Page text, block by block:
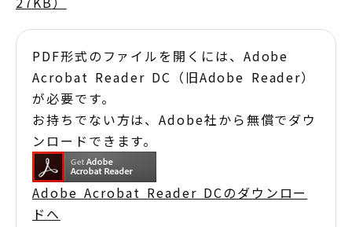
PDF形式のファイルを開くには、Adobe
Acrobat Reader DC（旧Adobe Reader）
が必要です。
お持ちでない方は、Adobe社から無償でダウ
ンロードできます。
Adobe Acrobat Reader DCのダウンロー
ドへ